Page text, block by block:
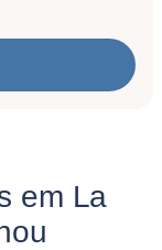
em La